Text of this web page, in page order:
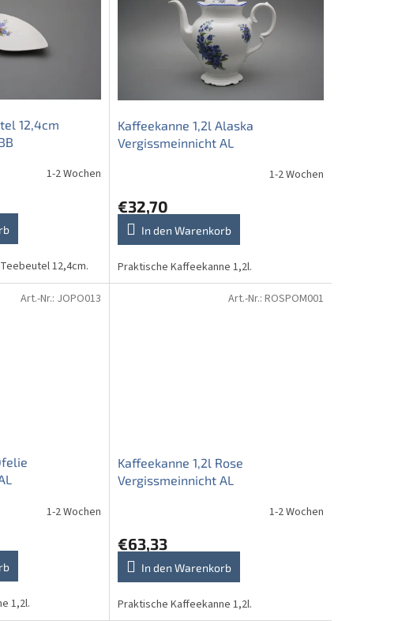
12,4cm
1-2 Wochen
12,4cm.
Kaffeekanne 1,2l Alaska
Vergissmeinnicht AL
1-2 Wochen
€32,70
In den Warenkorb
Praktische Kaffeekanne 1,2l.
1-2 Wochen
1,2l.
Art.-Nr.: JOPO013
Kaffeekanne 1,2l Rose
Vergissmeinnicht AL
1-2 Wochen
€63,33
In den Warenkorb
Praktische Kaffeekanne 1,2l.
Art.-Nr.: ROSPOM001